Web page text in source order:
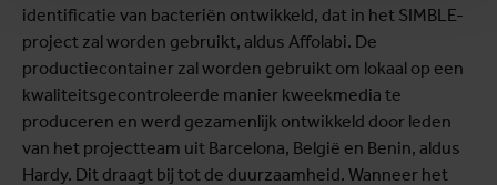
identificatie van bacteriën ontwikkeld, dat in het SIMBLE-
project zal worden gebruikt, aldus Affolabi. De
productiecontainer zal worden gebruikt om lokaal op een
kwaliteitsgecontroleerde manier kweekmedia te
produceren en werd gezamenlijk ontwikkeld door leden
van het projectteam uit Barcelona, België en Benin, aldus
Hardy. Dit draagt bij tot de duurzaamheid. Wanneer het